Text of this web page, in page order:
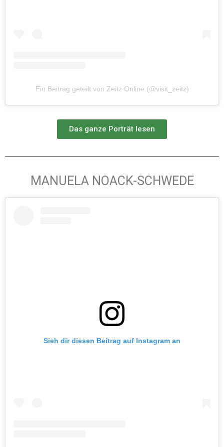
Ein Beitrag geteilt von Zeitz Online (@visit_zeitz)
Das ganze Porträt lesen
MANUELA NOACK-SCHWEDE
Sieh dir diesen Beitrag auf Instagram an